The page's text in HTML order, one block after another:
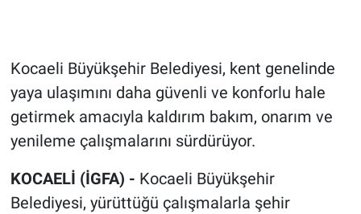
Kocaeli Büyükşehir Belediyesi, kent genelinde
yaya ulaşımını daha güvenli ve konforlu hale
getirmek amacıyla kaldırım bakım, onarım ve
yenileme çalışmalarını sürdürüyor.
KOCAELİ (İGFA) - Kocaeli Büyükşehir
Belediyesi, yürüttüğü çalışmalarla şehir